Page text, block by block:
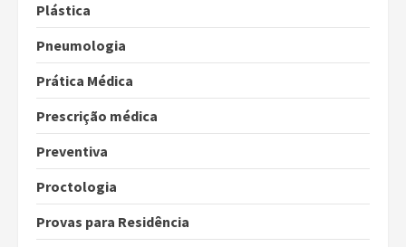
Plástica
Pneumologia
Prática Médica
Prescrição médica
Preventiva
Proctologia
Provas para Residência